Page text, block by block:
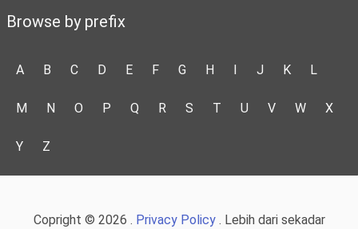
Browse by prefix
A B C D E F G H I J K L
M N O P Q R S T U V W X
Y Z
Copright © 2026 . Privacy Policy. Lebih dari sekadar